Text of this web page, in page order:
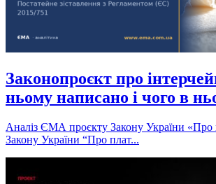
Законопроєкт про
ньому написано і чого в
Аналіз ЄМА проєкту Закону України «Про
Закону України “Про плат...